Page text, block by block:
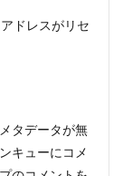
ドレスがリセ
タデータが無
キューにコメ